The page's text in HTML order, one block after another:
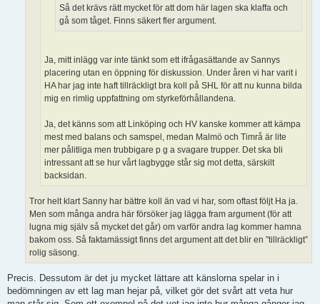
Så det krävs rätt mycket för att dom här lagen ska klaffa och
gå som tåget. Finns säkert fler argument.
Ja, mitt inlägg var inte tänkt som ett ifrågasättande av Sannys
placering utan en öppning för diskussion. Under åren vi har varit i
HA har jag inte haft tillräckligt bra koll på SHL för att nu kunna bilda
mig en rimlig uppfattning om styrkeförhållandena.
Ja, det känns som att Linköping och HV kanske kommer att kämpa
mest med balans och samspel, medan Malmö och Timrå är lite
mer pålitliga men trubbigare p g a svagare trupper. Det ska bli
intressant att se hur vårt lagbygge står sig mot detta, särskilt
backsidan.
Tror helt klart Sanny har bättre koll än vad vi har, som oftast följt Ha ja.
Men som många andra här försöker jag lägga fram argument (för att
lugna mig själv så mycket det går) om varför andra lag kommer hamna
bakom oss. Så faktamässigt finns det argument att det blir en ”tillräckligt”
rolig säsong.
Precis. Dessutom är det ju mycket lättare att känslorna spelar in i
bedömningen av ett lag man hejar på, vilket gör det svårt att veta hur